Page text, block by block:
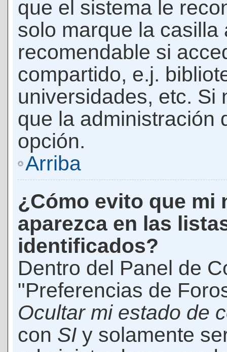
que el sistema le
solo marque la casilla
recomendable si
compartido, e.j.
universidades, etc. Si
que la administración
opción.
Arriba
¿Cómo evito que mi
aparezca en las
identificados?
Dentro del Panel de
"Preferencias de
Ocultar mi estado de
con SI y solamente